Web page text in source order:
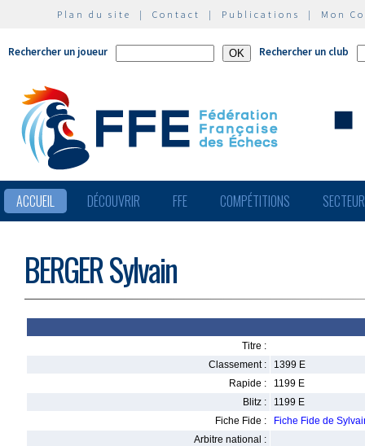
Plan du site | Contact | Publications | Mon
Rechercher un joueur Rechercher un club
ACCUEIL DÉCOUVRIR FFE COMPÉTITIONS
BERGER Sylvain
Titre :
Classement :
1399 E
Rapide :
1199 E
Blitz :
1199 E
Fiche Fide :
Fiche Fide de
Arbitre national :